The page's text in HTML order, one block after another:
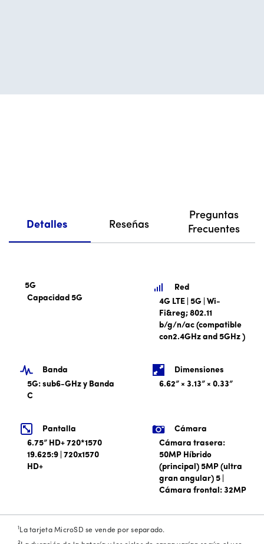
Detalles Reseñas
Preguntas
Frecuentes
5G
Capacidad 5G
Red
4G LTE | 5G | Wi-
Fi&reg; 802.11
b/g/n/ac (compatible
con2.4GHz and 5GHz )
Banda
5G: sub6-GHz y Banda
C
Dimensiones
6.62” × 3.13” × 0.33”
Pantalla
6.75” HD+ 720*1570
19.625:9 | 720x1570
HD+
Cámara
Cámara trasera:
50MP Híbrido
(principal) 5MP (ultra
gran angular) 5 |
Cámara frontal: 32MP
1 La tarjeta MicroSD se vende por separado.
2